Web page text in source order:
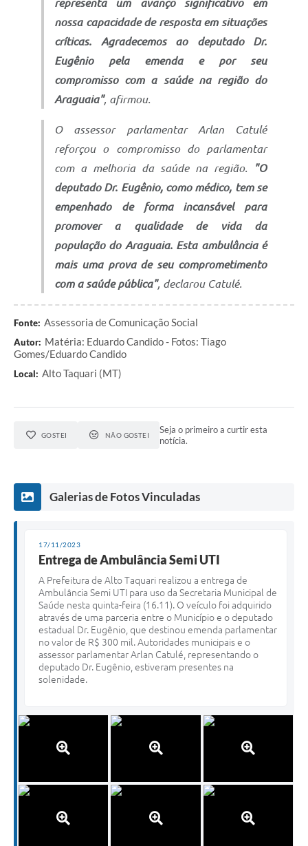
nossa capacidade de resposta em situações
críticas. Agradecemos ao deputado Dr.
Eugênio pela emenda e por seu
compromisso com a saúde na região do
Araguaia", afirmou.
O assessor parlamentar Arlan Catulé
reforçou o compromisso do parlamentar
com a melhoria da saúde na região.
"O
deputado Dr. Eugênio, como médico, tem se
empenhado de forma incansável para
promover a qualidade de vida da
população do Araguaia. Esta ambulância é
mais uma prova de seu comprometimento
com a saúde pública", declarou Catulé.
Fonte: Assessoria de Comunicação Social
Autor: Matéria: Eduardo Candido - Fotos: Tiago
Gomes/Eduardo Candido
Local: Alto Taquari (MT)
GOSTEI NÃO GOSTEI
Seja o primeiro a curtir esta
notícia.
Galerias de Fotos Vinculadas
17/11/2023
Entrega de Ambulância Semi UTI
A Prefeitura de Alto Taquari realizou a entrega de
Ambulância Semi UTI para uso da Secretaria Municipal de
Saúde nesta quinta-feira (16.11). O veículo foi adquirido
através de uma parceria entre o Município e o deputado
estadual Dr. Eugênio, que destinou emenda parlamentar
no valor de R$ 300 mil. Autoridades municipais e o
assessor parlamentar Arlan Catulé, representando o
deputado Dr. Eugênio, estiveram presentes na
solenidade.